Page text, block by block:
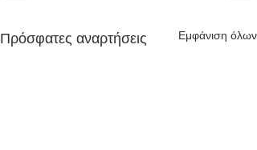
Πρόσφατες αναρτήσεις Εμφάνιση όλων